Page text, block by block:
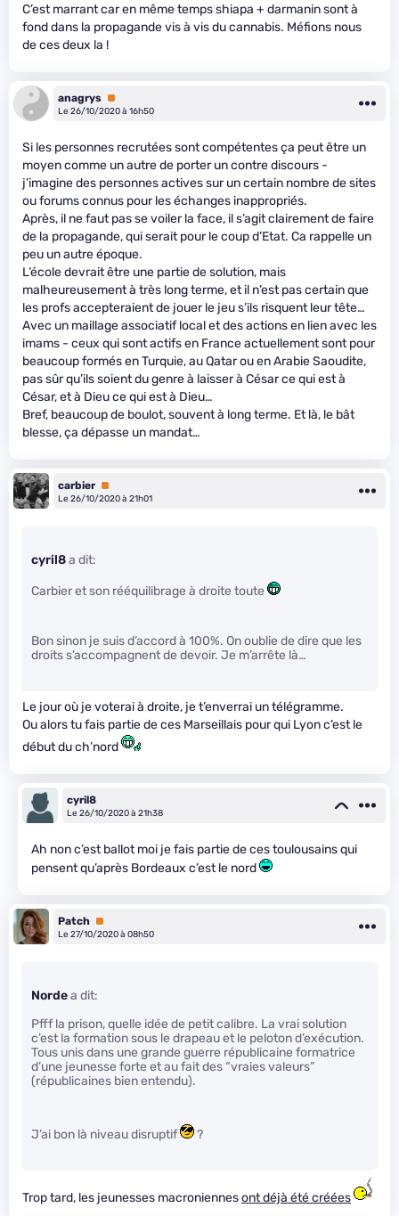
C’est marrant car en même temps shiapa + darmanin sont à
fond dans la propagande vis à vis du cannabis. Méfions nous
de ces deux la !
anagrys Premium
Le 26/10/2020 à 16h50
Si les personnes recrutées sont compétentes ça peut être un
moyen comme un autre de porter un contre discours -
j’imagine des personnes actives sur un certain nombre de sites
ou forums connus pour les échanges inappropriés.
Après, il ne faut pas se voiler la face, il s’agit clairement de faire
de la propagande, qui serait pour le coup d’Etat. Ca rappelle un
peu un autre époque.
L’école devrait être une partie de solution, mais
malheureusement à très long terme, et il n’est pas certain que
les profs accepteraient de jouer le jeu s’ils risquent leur tête…
Avec un maillage associatif local et des actions en lien avec les
imams - ceux qui sont actifs en France actuellement sont pour
beaucoup formés en Turquie, au Qatar ou en Arabie Saoudite,
pas sûr qu’ils soient du genre à laisser à César ce qui est à
César, et à Dieu ce qui est à Dieu…
Bref, beaucoup de boulot, souvent à long terme. Et là, le bât
blesse, ça dépasse un mandat…
carbier Premium
Le 26/10/2020 à 21h01
cyril8a dit:
Carbier et son rééquilibrage à droite toute
Bon sinon je suis d’accord à 100%. On oublie de dire que les
droits s’accompagnent de devoir. Je m’arrête là…
Le jour où je voterai à droite, je t’enverrai un télégramme.
Ou alors tu fais partie de ces Marseillais pour qui Lyon c’est le
début du ch’nord
cyril8
Le 26/10/2020 à 21h38
Ah non c’est ballot moi je fais partie de ces toulousains qui
pensent qu’après Bordeaux c’est le nord
Patch Premium
Le 27/10/2020 à 08h50
Nordea dit:
Pfff la prison, quelle idée de petit calibre. La vrai solution
c’est la formation sous le drapeau et le peloton d’exécution.
Tous unis dans une grande guerre républicaine formatrice
d’une jeunesse forte et au fait des “vraies valeurs”
(républicaines bien entendu).
J’ai bon là niveau disruptif ?
Trop tard, les jeunesses macroniennesont déjà été créées